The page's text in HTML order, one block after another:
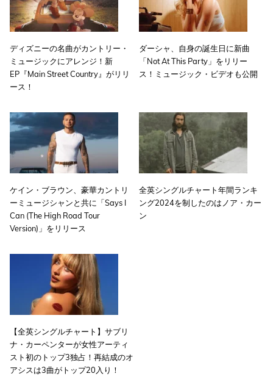
ディズニーの名曲がカントリー・
ミュージックにアレンジ！新
EP『Main Street Country』がリリ
ース！
ダーシャ、自身の誕生日に新曲
「Not At This Party」をリリー
ス！ミュージック・ビデオも公開
ケイン・ブラウン、豪華カントリ
ーミュージシャンと共に「Says I
Can (The High Road Tour
Version)」をリリース
全英シングルチャート年間ランキ
ング2024を制したのはノア・カー
ン
【全英シングルチャート】サブリ
ナ・カーペンターが女性アーティ
スト初のトップ3独占！再結成のオ
アシスは3曲がトップ20入り！